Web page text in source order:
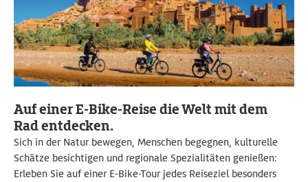
Auf einer E-Bike-Reise die Welt mit dem
Rad entdecken.
Sich in der Natur bewegen, Menschen begegnen, kulturelle
Schätze besichtigen und regionale Spezialitäten genießen:
Erleben Sie auf einer E-Bike-Tour jedes Reiseziel besonders